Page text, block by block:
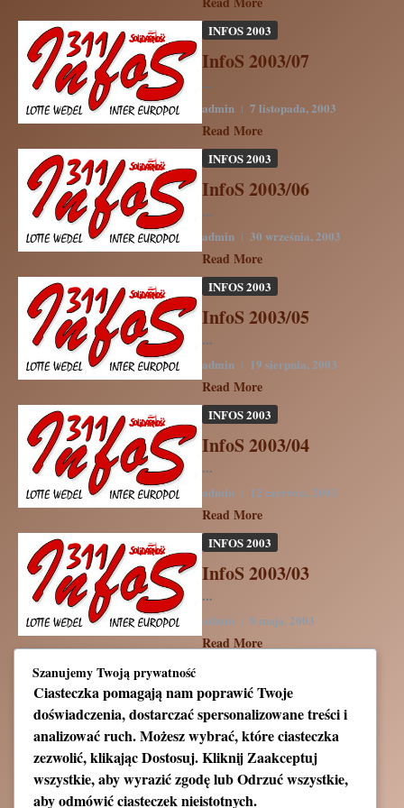
INFOS 2003
InfoS 2003/07
...
admin 7 listopada, 2003
Read More
INFOS 2003
InfoS 2003/06
...
admin 30 września, 2003
Read More
INFOS 2003
InfoS 2003/05
...
admin 19 sierpnia, 2003
Read More
INFOS 2003
InfoS 2003/04
...
admin 12 czerwca, 2003
Read More
INFOS 2003
InfoS 2003/03
...
admin 8 maja, 2003
Read More
InfoS 2003/02
...
admin
Read More
INFOS 2003
Szanujemy Twoją prywatność
Ciasteczka pomagają nam poprawić Twoje
doświadczenia, dostarczać spersonalizowane treści i
analizować ruch. Możesz wybrać, które ciasteczka
zezwolić, klikającDostosuj. KliknijZaakceptuj
wszystkie, aby wyrazić zgodę lubOdrzuć wszystkie,
aby odmówić ciasteczek nieistotnych.